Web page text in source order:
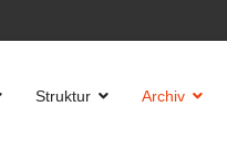
Struktur Archiv